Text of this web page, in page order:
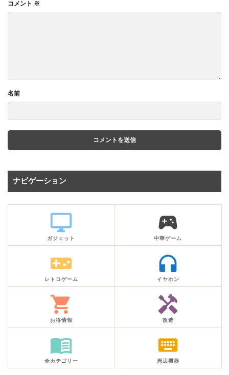
コメント ※
名前
ナビゲーション
desktop_windows
ガジェット
sports_esports
中華ゲーム
videogame_asset
レトロゲーム
headphones
イヤホン
shopping_cart
お得情報
handyman
改造
menu_book
全カテゴリー
keyboard
周辺機器